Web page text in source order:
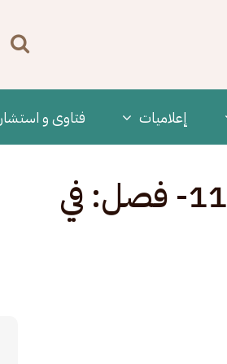
إعلاميات فتاوى و
كشف الغمة - 451 - كتاب الذكر: 11- فصل: في